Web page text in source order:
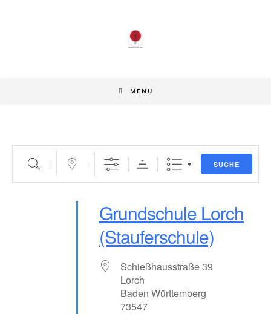
MENÜ
Suche Nahe ...
SUCHE
Grundschule Lorch
(Stauferschule)
Schießhausstraße 39
Lorch
Baden Württemberg
73547